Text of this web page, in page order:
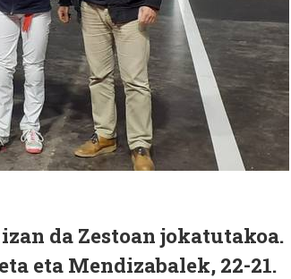
da Zestoan jokatutakoa.
eta Mendizabalek, 22-21.